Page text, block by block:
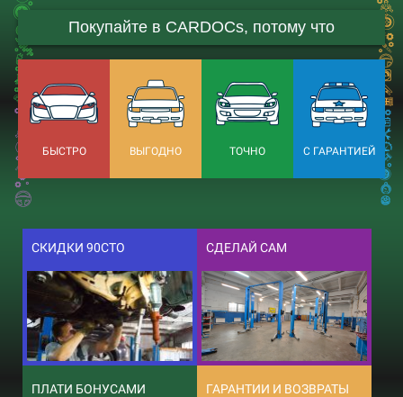
Покупайте в CARDOCs, потому что
БЫСТРО ВЫГОДНО ТОЧНО С ГАРАНТИЕЙ
СКИДКИ 90СТО СДЕЛАЙ САМ
ПЛАТИ БОНУСАМИ ГАРАНТИИ И ВОЗВРАТЫ